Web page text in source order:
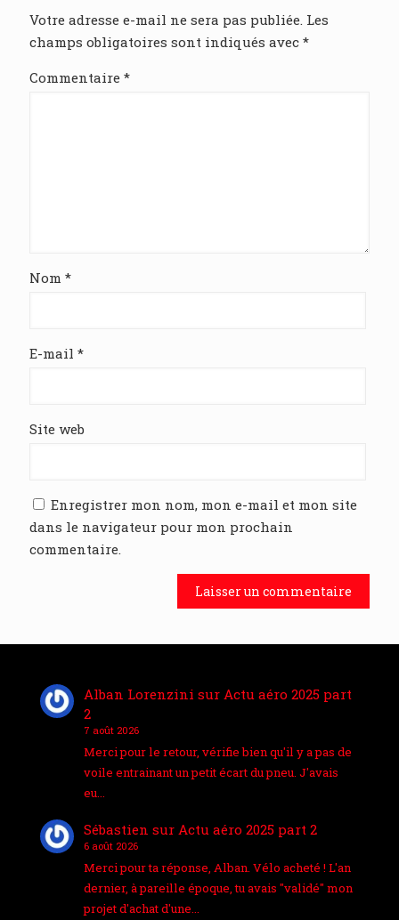
Votre adresse e-mail ne sera pas publiée. Les
champs obligatoires sont indiqués avec *
Commentaire *
Nom *
E-mail *
Site web
Enregistrer mon nom, mon e-mail et mon site
dans le navigateur pour mon prochain
commentaire.
Alban Lorenzini sur Actu aéro 2025 part
2
7 août 2026
Merci pour le retour, vérifie bien qu'il y a pas de
voile entrainant un petit écart du pneu. J'avais
eu…
Sébastien sur Actu aéro 2025 part 2
6 août 2026
Merci pour ta réponse, Alban. Vélo acheté ! L'an
dernier, à pareille époque, tu avais "validé" mon
projet d'achat d'une…